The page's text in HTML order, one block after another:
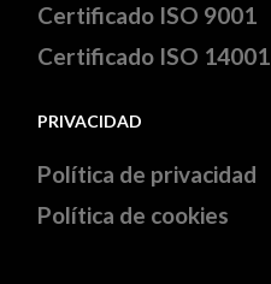
Certificado ISO 9001
Certificado ISO 14001
PRIVACIDAD
Política de privacidad
Política de cookies